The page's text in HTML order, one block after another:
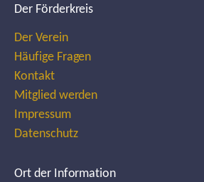
Der Förderkreis
Der Verein
Häufige Fragen
Kontakt
Mitglied werden
Impressum
Datenschutz
Ort der Information